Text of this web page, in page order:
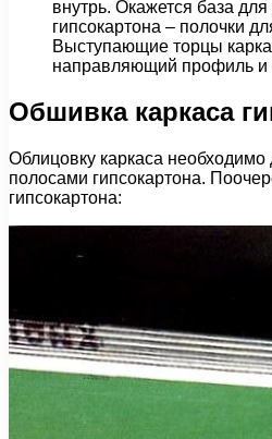
внутрь. Окажется база
гипсокартона – полочки
Выступающие торцы
направляющий профиль и
Обшивка каркаса
Облицовку каркаса необходимо
полосами гипсокартона.
гипсокартона: